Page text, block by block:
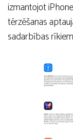
izmantojot
tērzēšanas
sadarbības